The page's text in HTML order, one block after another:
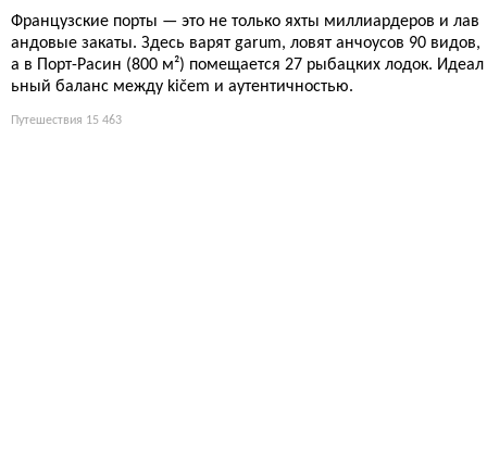
Французские порты — это не только яхты миллиардеров и лав
андовые закаты. Здесь варят garum, ловят анчоусов 90 видов,
а в Порт-Расин (800 м²) помещается 27 рыбацких лодок. Идеал
ьный баланс между kičem и аутентичностью.
Путешествия 15 463